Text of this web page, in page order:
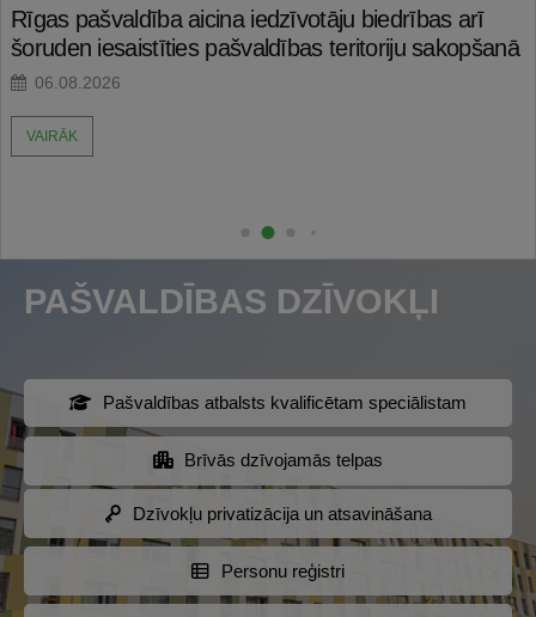
Rīgas pašvaldība aicina iedzīvotāju biedrības arī
šoruden iesaistīties pašvaldības teritoriju sakopšanā
06.08.2026
VAIRĀK
PAŠVALDĪBAS DZĪVOKĻI
Pašvaldības atbalsts kvalificētam speciālistam
Brīvās dzīvojamās telpas
Dzīvokļu privatizācija un atsavināšana
Personu reģistri